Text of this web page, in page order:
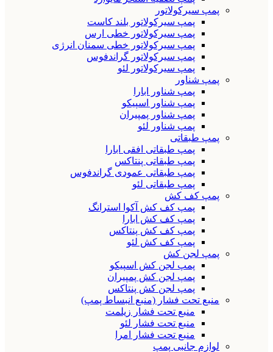
پمپ سیرکولاتور
پمپ سیرکولاتور بلند کاست
پمپ سیرکولاتور خطی ارس
پمپ سیرکولاتور خطی سمنان انرژی
پمپ سیرکولاتور گراندفوس
پمپ سیرکولاتور لئو
پمپ شناور
پمپ شناور ابارا
پمپ شناور اسپیکو
پمپ شناور پمپیران
پمپ شناور لئو
پمپ طبقاتی
پمپ طبقاتی افقی ابارا
پمپ طبقاتی پنتاکس
پمپ طبقاتی عمودی گراندفوس
پمپ طبقاتی لئو
پمپ کف کش
پمپ کف کش آکوا استرانگ
پمپ کف کش ابارا
پمپ کف کش پنتاکس
پمپ کف کش لئو
پمپ لجن کش
پمپ لجن کش اسپیکو
پمپ لجن کش پمپیران
پمپ لجن کش پنتاکس
منبع تحت فشار (منبع انبساط پمپ)
منبع تحت فشار زیلمت
منبع تحت فشار لئو
منبع تحت فشار امرا
لوازم جانبی پمپ